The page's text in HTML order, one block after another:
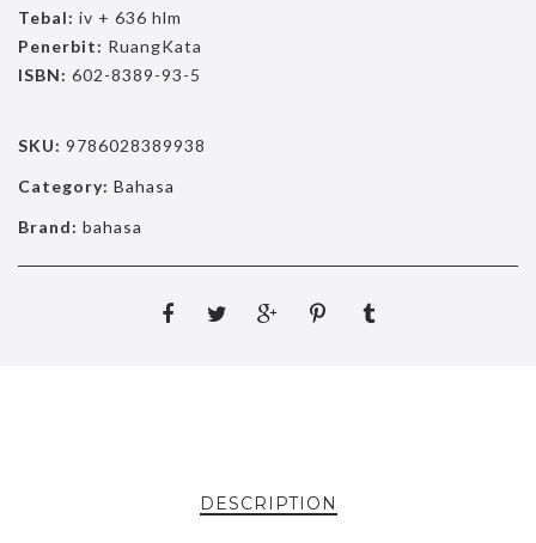
Tebal: iv + 636 hlm
Penerbit: RuangKata
ISBN: 602-8389-93-5
SKU: 9786028389938
Category: Bahasa
Brand: bahasa
DESCRIPTION